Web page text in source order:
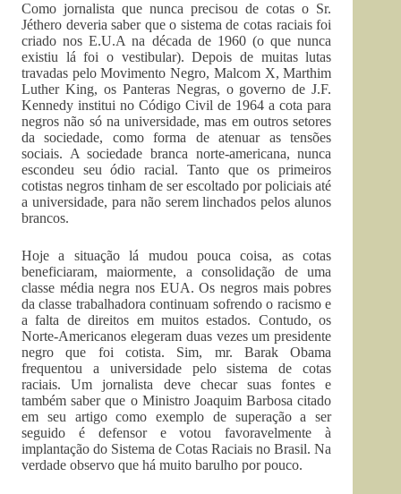
Como jornalista que nunca precisou de cotas o Sr.
Jéthero deveria saber que o sistema de cotas raciais foi
criado nos E.U.A na década de 1960 (o que nunca
existiu lá foi o vestibular). Depois de muitas lutas
travadas pelo Movimento Negro, Malcom X, Marthim
Luther King, os Panteras Negras, o governo de J.F.
Kennedy institui no Código Civil de 1964 a cota para
negros não só na universidade, mas em outros setores
da sociedade, como forma de atenuar as tensões
sociais. A sociedade branca norte-americana, nunca
escondeu seu ódio racial. Tanto que os primeiros
cotistas negros tinham de ser escoltado por policiais até
a universidade, para não serem linchados pelos alunos
brancos.
Hoje a situação lá mudou pouca coisa, as cotas
beneficiaram, maiormente, a consolidação de uma
classe média negra nos EUA. Os negros mais pobres
da classe trabalhadora continuam sofrendo o racismo e
a falta de direitos em muitos estados. Contudo, os
Norte-Americanos elegeram duas vezes um presidente
negro que foi cotista. Sim, mr. Barak Obama
frequentou a universidade pelo sistema de cotas
raciais. Um jornalista deve checar suas fontes e
também saber que o Ministro Joaquim Barbosa citado
em seu artigo como exemplo de superação a ser
seguido é defensor e votou favoravelmente à
implantação do Sistema de Cotas Raciais no Brasil. Na
verdade observo que há muito barulho por pouco.